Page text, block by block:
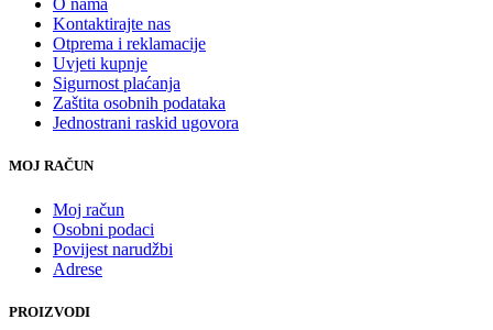
O nama
Kontaktirajte nas
Otprema i reklamacije
Uvjeti kupnje
Sigurnost plaćanja
Zaštita osobnih podataka
Jednostrani raskid ugovora
MOJ RAČUN
Moj račun
Osobni podaci
Povijest narudžbi
Adrese
PROIZVODI